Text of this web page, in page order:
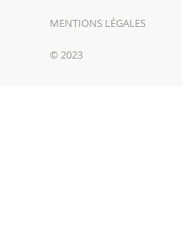
MENTIONS LÉGALES
© 2023